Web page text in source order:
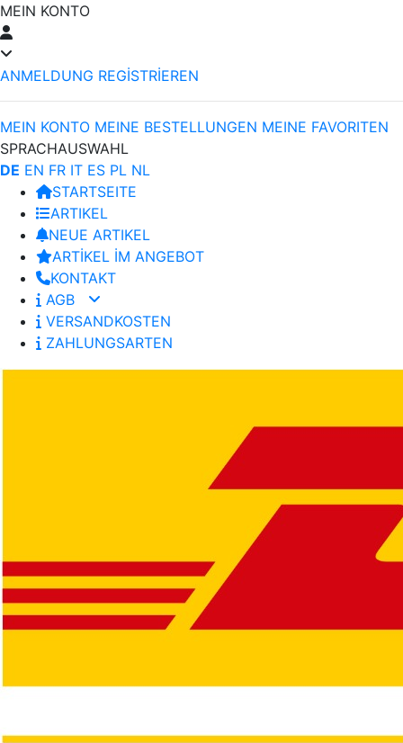
MEIN KONTO
ANMELDUNG REGİSTRİEREN
MEIN KONTO MEINE BESTELLUNGEN MEINE FAVORITEN
SPRACHAUSWAHL
DE EN FR IT ES PL NL
STARTSEITE
ARTIKEL
NEUE ARTIKEL
ARTİKEL İM ANGEBOT
KONTAKT
AGB
VERSANDKOSTEN
ZAHLUNGSARTEN